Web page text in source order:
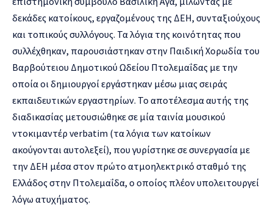
δεκάδες κατοίκους, εργαζομένους της ΔΕΗ, συνταξιούχους
και τοπικούς συλλόγους. Τα λόγια της κοινότητας που
συλλέχθηκαν, παρουσιάστηκαν στην Παιδική Χορωδία του
Βαρβούτειου Δημοτικού Ωδείου Πτολεμαΐδας με την
οποία οι δημιουργοί εργάστηκαν μέσω μιας σειράς
εκπαιδευτικών εργαστηρίων. Το αποτέλεσμα αυτής της
διαδικασίας μετουσιώθηκε σε μία ταινία μουσικού
ντοκιμαντέρ verbatim (τα λόγια των κατοίκων
ακούγονται αυτολεξεί), που γυρίστηκε σε συνεργασία με
την ΔΕΗ μέσα στον πρώτο ατμοηλεκτρικό σταθμό της
Ελλάδος στην Πτολεμαΐδα, ο οποίος πλέον υπολειτουργεί
λόγω ατυχήματος.